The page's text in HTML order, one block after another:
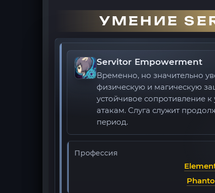
УМЕНИЕ
Servitor Empowerment
Временно, но значительно
физическую и магическую
устойчивое сопротивление
атакам. Слуга служит
период.
Профессия